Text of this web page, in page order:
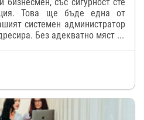
със сигурност сте
Това ще бъде една от
системен администратор
Без адекватно мяст ...